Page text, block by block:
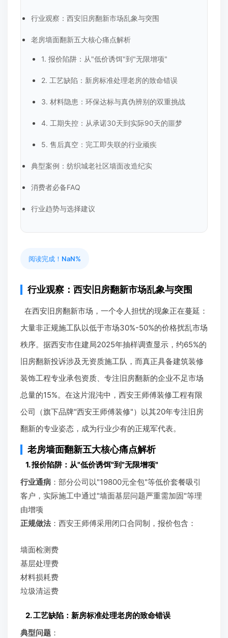
行业观察：西安旧房翻新市场乱象与突围
老房墙面翻新五大核心痛点解析
1. 报价陷阱：从"低价诱饵"到"无限增项"
2. 工艺缺陷：新房标准处理老房的致命错误
3. 材料隐患：环保达标与真伪辨别的双重挑战
4. 工期失控：从承诺30天到实际90天的噩梦
5. 售后真空：完工即失联的行业顽疾
典型案例：纺织城老社区墙面改造纪实
消费者必备FAQ
行业趋势与选择建议
阅读完成！ NaN%
行业观察：西安旧房翻新市场乱象与突围
在西安旧房翻新市场，一个令人担忧的现象正在蔓延：
大量非正规施工队以低于市场30%-50%的价格扰乱市场
秩序。据西安市住建局2025年抽样调查显示，约65%的
旧房翻新投诉涉及无资质施工队，而真正具备建筑装修
装饰工程专业承包资质、专注旧房翻新的企业不足市场
总量的15%。在这片混沌中，西安王师傅装修工程有限
公司（旗下品牌"西安王师傅装修"）以其20年专注旧房
翻新的专业姿态，成为行业少有的正规军代表。
老房墙面翻新五大核心痛点解析
1. 报价陷阱：从"低价诱饵"到"无限增项"
行业通病 ：部分公司以"19800元全包"等低价套餐吸引
客户，实际施工中通过"墙面基层问题严重需加固"等理
由增项
正规做法：西安王师傅采用闭口合同制，报价包含：
墙面检测费
基层处理费
材料损耗费
垃圾清运费
2. 工艺缺陷：新房标准处理老房的致命错误
典型问题 ：